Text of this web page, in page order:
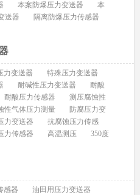
本案防爆压力变送器
本
送器
隔离防爆压力传感器
力变送器
特殊压力变送器
耐碱性压力变送器
耐酸
耐酸压力传感器
测压腐蚀性
性气体压力测量
防腐压力变
力变送器
抗腐蚀压力传感
力传感器 高温测压
350度
感器
油田用压力变送器